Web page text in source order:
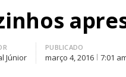
Júnior
PUBLICADO
março 4, 2016 7:01